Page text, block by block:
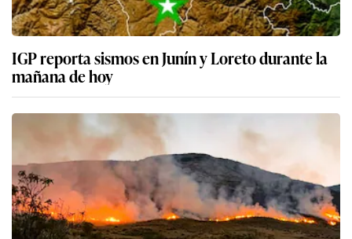
IGP reporta sismos en Junín y Loreto durante la
mañana de hoy